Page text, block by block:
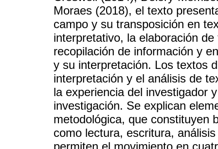
Moraes (2018), el texto
campo y su transposición en
interpretativo, la elaboración
recopilación de información y
y su interpretación. Los textos
interpretación y el análisis de
la experiencia del investigador
investigación. Se explican
metodológica, que constituyen
como lectura, escritura,
permiten el movimiento en